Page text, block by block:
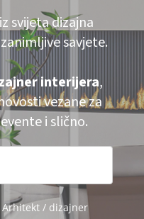
svijeta dizajna
savjete.
interijera,
vezane za
i slično.
Arhitekt / dizajner